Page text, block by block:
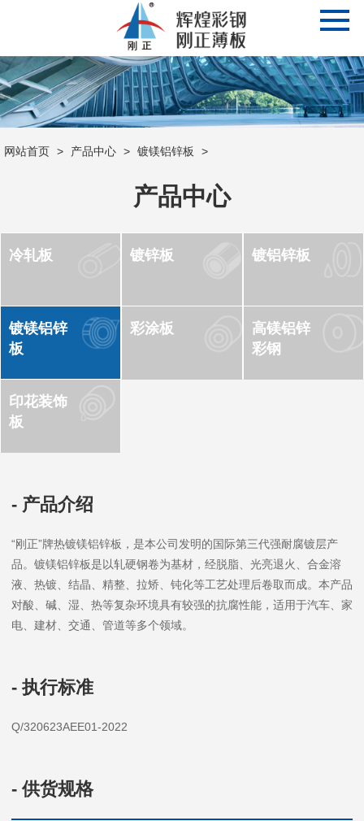
网站首页 > 产品中心 > 镀镁铝锌板 >
产品中心
冷轧板 镀锌板 镀铝锌板
镀镁铝锌
板
彩涂板
高镁铝锌
彩钢
印花装饰
板
- 产品介绍
“刚正”牌热镀镁铝锌板，是本公司发明的国际第三代强耐腐镀层产
品。镀镁铝锌板是以轧硬钢卷为基材，经脱脂、光亮退火、合金溶
液、热镀、结晶、精整、拉矫、钝化等工艺处理后卷取而成。本产品
对酸、碱、湿、热等复杂环境具有较强的抗腐性能，适用于汽车、家
电、建材、交通、管道等多个领域。
- 执行标准
Q/320623AEE01-2022
- 供货规格